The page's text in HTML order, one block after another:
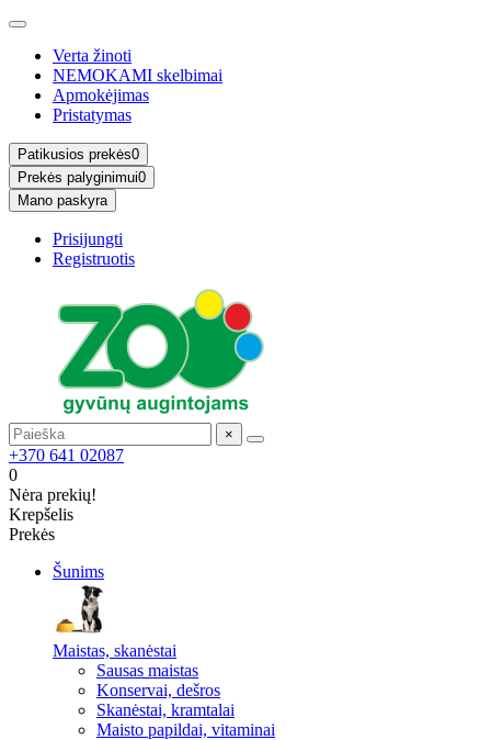
Verta žinoti
NEMOKAMI skelbimai
Apmokėjimas
Pristatymas
Patikusios prekės0
Prekės palyginimui0
Mano paskyra
Prisijungti
Registruotis
×
+370 641 02087
0
Nėra prekių!
Krepšelis
Prekės
Šunims
Maistas, skanėstai
Sausas maistas
Konservai, dešros
Skanėstai, kramtalai
Maisto papildai, vitaminai